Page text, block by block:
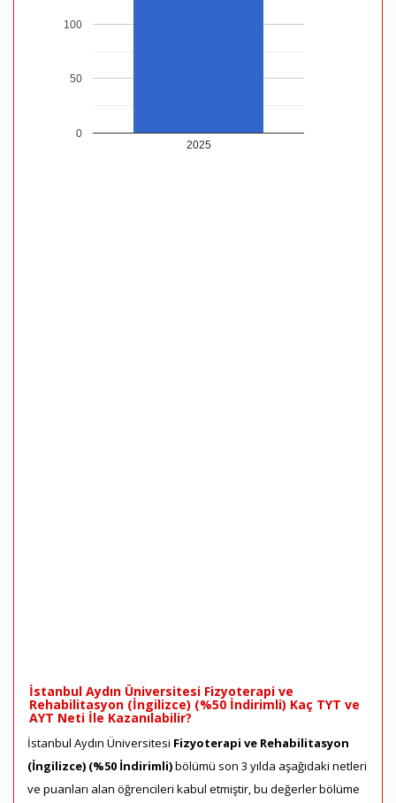
2025
0
50
100
İstanbul Aydın Üniversitesi Fizyoterapi ve
Rehabilitasyon (İngilizce) (%50 İndirimli) Kaç TYT ve
AYT Neti İle Kazanılabilir?
İstanbul Aydın Üniversitesi Fizyoterapi ve Rehabilitasyon
(İngilizce) (%50 İndirimli)bölümü son 3 yılda aşağıdaki netleri
ve puanları alan öğrencileri kabul etmiştir, bu değerler bölüme